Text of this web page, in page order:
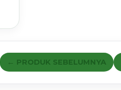
← PRODUK SEBELUMNYA